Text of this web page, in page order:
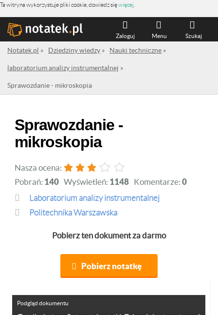
Ta witryna wykorzystuje pliki cookie, dowiedz sięwięcej
Szukaj
Menu
Zaloguj
Notatek.pl » Dziedziny wiedzy » Nauki techniczne »
laboratorium analizy instrumentalnej »
Sprawozdanie - mikroskopia
Sprawozdanie -
mikroskopia
Nasza ocena:
Pobrań: 140 Wyświetleń: 1148 Komentarze: 0
laboratorium analizy instrumentalnej
Politechnika Warszawska
Pobierz ten dokument za darmo
Pobierz notatkę
Podgląd dokumentu